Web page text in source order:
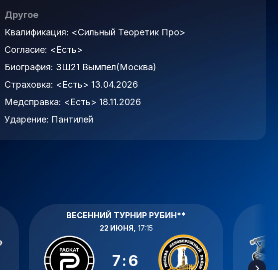
Другое
Квалификация: <Сильный Теоретик Про>
Согласие: <Есть>
Биография: ЗШ21 Вымпел(Москва)
Страховка: <Есть> 13.04.2026
Медсправка: <Есть> 18.11.2026
Ударение: Пантиле́й
ВЕСЕННИЙ ТУРНИР РУБИН**
22 ИЮНЯ, 17:15
7:6